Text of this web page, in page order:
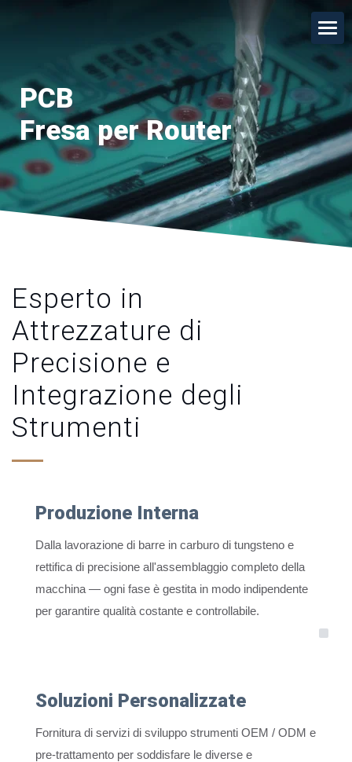
PCB
Fresa per Router
Esperto in
Attrezzature di
Precisione e
Integrazione degli
Strumenti
Produzione Interna
Dalla lavorazione di barre in carburo di tungsteno e
rettifica di precisione all'assemblaggio completo della
macchina — ogni fase è gestita in modo indipendente
per garantire qualità costante e controllabile.
Soluzioni Personalizzate
Fornitura di servizi di sviluppo strumenti OEM / ODM e
pre-trattamento per soddisfare le diverse e